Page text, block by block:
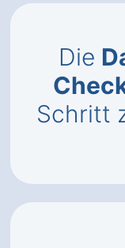
Die
Schritt